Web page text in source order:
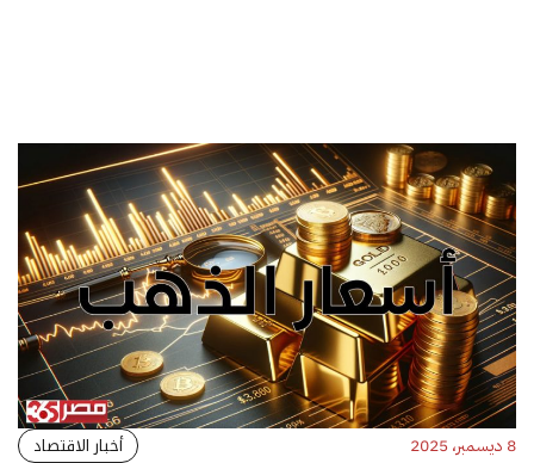
8 ديسمبر، 2025 أخبار الاقتصاد